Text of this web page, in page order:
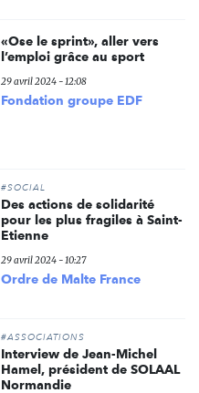
«Ose le sprint», aller vers
l’emploi grâce au sport
29 avril 2024 - 12:08
Fondation groupe EDF
#SOCIAL
Des actions de solidarité
pour les plus fragiles à Saint-
Etienne
29 avril 2024 - 10:27
Ordre de Malte France
#ASSOCIATIONS
Interview de Jean-Michel
Hamel, président de SOLAAL
Normandie